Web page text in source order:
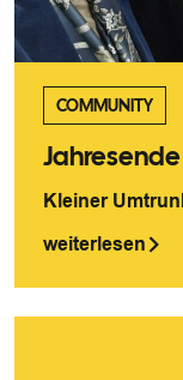
COMMUNITY
Kleiner
weiterlesen